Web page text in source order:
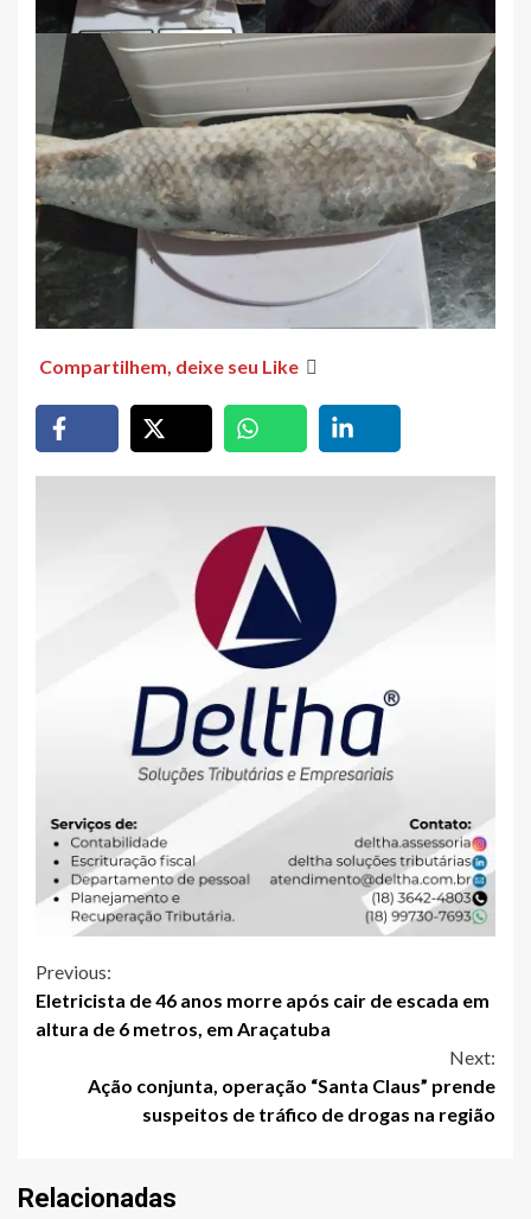
Compartilhem, deixe seu Like 
Continue
Reading
Previous:
Eletricista de 46 anos morre após cair de escada em
altura de 6 metros, em Araçatuba
Next:
Ação conjunta, operação “Santa Claus” prende
suspeitos de tráfico de drogas na região
Relacionadas